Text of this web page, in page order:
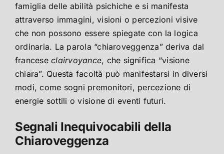
famiglia delle abilità psichiche e si manifesta
attraverso immagini, visioni o percezioni visive
che non possono essere spiegate con la logica
ordinaria. La parola “chiaroveggenza” deriva dal
franceseclairvoyance, che significa “visione
chiara”. Questa facoltà può manifestarsi in diversi
modi, come sogni premonitori, percezione di
energie sottili o visione di eventi futuri.
Segnali Inequivocabili della
Chiaroveggenza